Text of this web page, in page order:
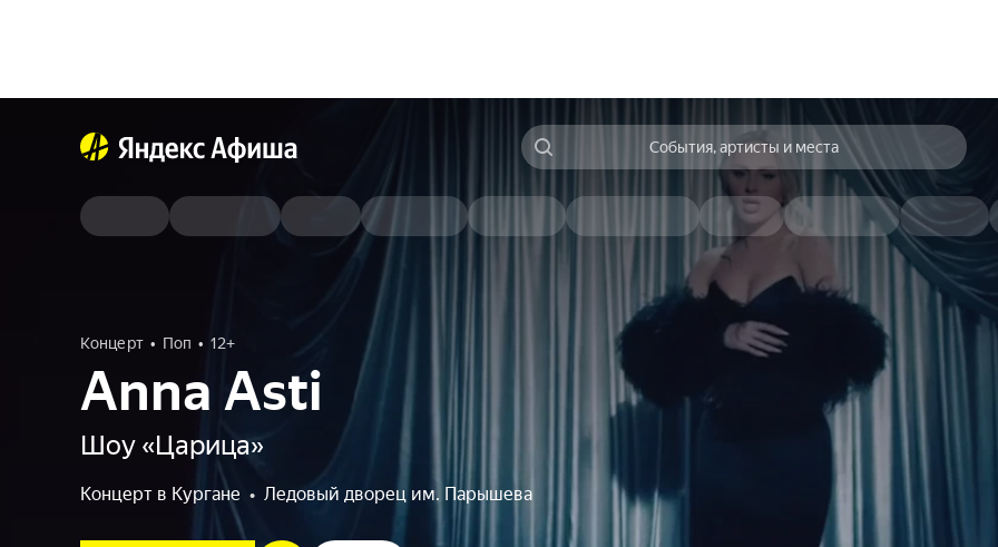
События, артисты и места
Концерт Поп 12+
Anna Asti
Шоу «Царица»
Концерт в Кургане • Ледовый дворец им. Парышева